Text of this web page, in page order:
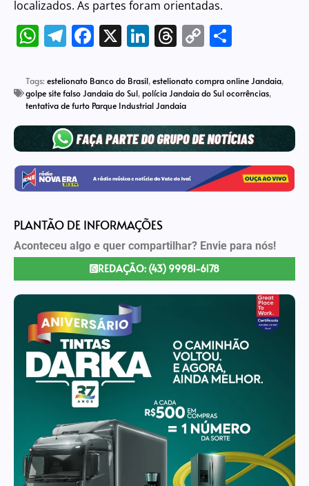
localizados. As partes foram orientadas.
WhatsApp
Telegram
Facebook
X LinkedIn
Threads
Copy
Tags: estelionato Banco do Brasil,estelionato compra online Jandaia,
golpe site falso Jandaia do Sul,polícia Jandaia do Sul ocorrências,
tentativa de furto Parque Industrial Jandaia
PLANTÃO DE INFORMAÇÕES
Aconteceu algo e quer compartilhar? Envie para nós!
REDAÇÃO: (43) 99981-6178